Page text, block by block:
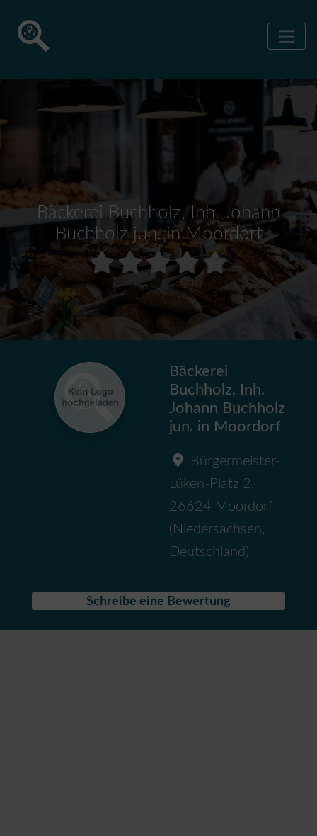
Bäckerei Buchholz, Inh. Johann
Buchholz jun. in Moordorf
Bäckerei
Buchholz, Inh.
Johann Buchholz
jun. in Moordorf
Bürgermeister-
Lüken-Platz 2,
26624 Moordorf
( Niedersachsen,
Deutschland )
Schreibe eine Bewertung